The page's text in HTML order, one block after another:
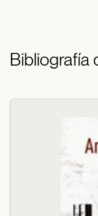
Bibliografía